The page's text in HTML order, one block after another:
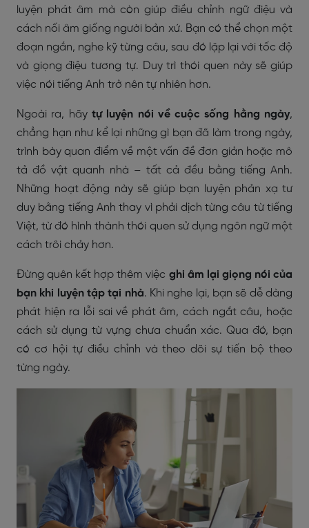
luyện phát âm mà còn giúp điều chỉnh ngữ điệu và
cách nối âm giống người bản xứ. Bạn có thể chọn một
đoạn ngắn, nghe kỹ từng câu, sau đó lặp lại với tốc độ
và giọng điệu tương tự. Duy trì thói quen này sẽ giúp
việc nói tiếng Anh trở nên tự nhiên hơn.
Ngoài ra, hãy tự luyện nói về cuộc sống hằng ngày,
chẳng hạn như kể lại những gì bạn đã làm trong ngày,
trình bày quan điểm về một vấn đề đơn giản hoặc mô
tả đồ vật quanh nhà – tất cả đều bằng tiếng Anh.
Những hoạt động này sẽ giúp bạn luyện phản xạ tư
duy bằng tiếng Anh thay vì phải dịch từng câu từ tiếng
Việt, từ đó hình thành thói quen sử dụng ngôn ngữ một
cách trôi chảy hơn.
Đừng quên kết hợp thêm việc ghi âm lại giọng nói của
bạn khi luyện tập tại nhà. Khi nghe lại, bạn sẽ dễ dàng
phát hiện ra lỗi sai về phát âm, cách ngắt câu, hoặc
cách sử dụng từ vựng chưa chuẩn xác. Qua đó, bạn
có cơ hội tự điều chỉnh và theo dõi sự tiến bộ theo
từng ngày.